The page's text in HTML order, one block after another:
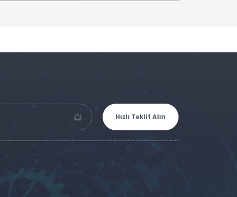
Hızlı Teklif Alın